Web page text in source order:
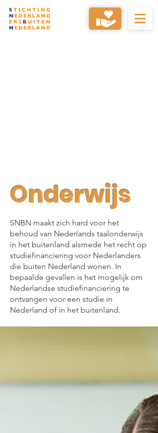
Onderwijs
SNBN maakt zich hard voor het
behoud van Nederlands taalonderwijs
in het buitenland alsmede het recht op
studiefinanciering voor Nederlanders
die buiten Nederland wonen. In
bepaalde gevallen is het mogelijk om
Nederlandse studiefinanciering te
ontvangen voor een studie in
Nederland of in het buitenland.